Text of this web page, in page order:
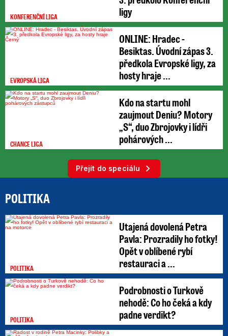
KONFERENČNÍ LIGA
ligy
EVROPSKÁ LIGA
ONLINE: Hradec -
Besiktas. Úvodní zápas 3.
předkola Evropské ligy, za
hosty hraje ...
CHANCE LIGA
Kdo na startu mohl
zaujmout Deniu? Motory
„S“, duo Zbrojovky i lídři
pohárových ...
Přejít do speciálu
POLITIKA
POLITIKA
Utajená dovolená Petra
Pavla: Prozradily ho fotky!
Opět v oblíbené rybí
restauraci a ...
POLITIKA
Podrobnosti o Turkově
nehodě: Co ho čeká a kdy
padne verdikt?